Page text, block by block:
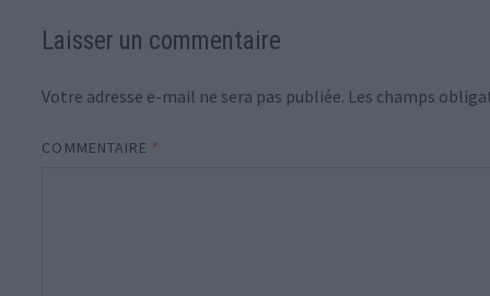
Laisser un commentaire
Votre adresse e-mail ne sera pas publiée. Les champs
COMMENTAIRE *